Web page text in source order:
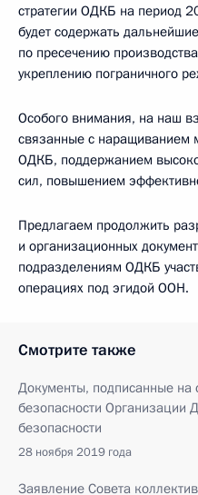
стратегии ОДКБ на период
будет содержать
по пресечению
укреплению пограничного
Особого внимания, на наш
связанные с наращиванием
ОДКБ, поддержанием
сил, повышением
Предлагаем продолжить
и организационных
подразделениям ОДКБ
операциях под эгидой ООН.
Смотрите также
Документы, подписанные на
безопасности Организации
безопасности
28 ноября 2019 года
Заявление Совета